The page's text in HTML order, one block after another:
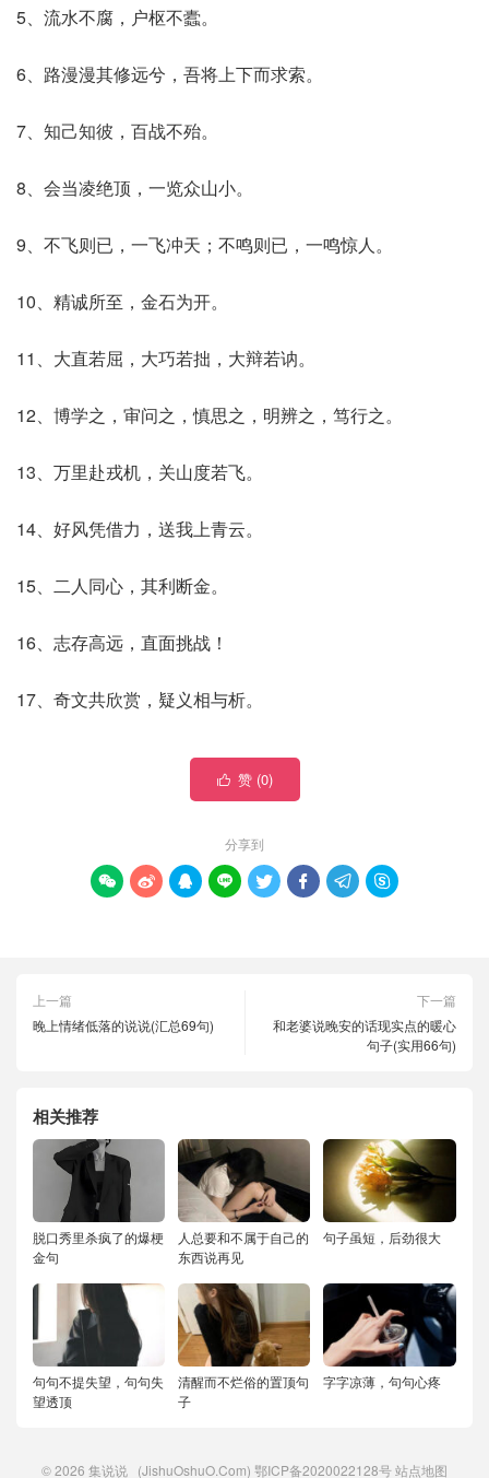
5、流水不腐，户枢不蠹。
6、路漫漫其修远兮，吾将上下而求索。
7、知己知彼，百战不殆。
8、会当凌绝顶，一览众山小。
9、不飞则已，一飞冲天；不鸣则已，一鸣惊人。
10、精诚所至，金石为开。
11、大直若屈，大巧若拙，大辩若讷。
12、博学之，审问之，慎思之，明辨之，笃行之。
13、万里赴戎机，关山度若飞。
14、好风凭借力，送我上青云。
15、二人同心，其利断金。
16、志存高远，直面挑战！
17、奇文共欣赏，疑义相与析。
 赞 (0)
分享到
       
上一篇
晚上情绪低落的说说(汇总69句)
下一篇
和老婆说晚安的话现实点的暖心
句子(实用66句)
相关推荐
脱口秀里杀疯了的爆梗
金句
人总要和不属于自己的
东西说再见
句子虽短，后劲很大
句句不提失望，句句失
望透顶
清醒而不烂俗的置顶句
子
字字凉薄，句句心疼
© 2026 集说说 (JishuOshuO.Com) 鄂ICP备2020022128号站点地图